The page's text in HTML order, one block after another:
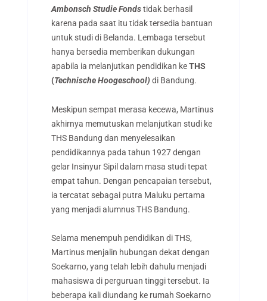
Ambonsch Studie Fondstidak berhasil
karena pada saat itu tidak tersedia bantuan
untuk studi di Belanda. Lembaga tersebut
hanya bersedia memberikan dukungan
apabila ia melanjutkan pendidikan keTHS
(Technische Hoogeschool) di Bandung.
Meskipun sempat merasa kecewa, Martinus
akhirnya memutuskan melanjutkan studi ke
THS Bandung dan menyelesaikan
pendidikannya pada tahun 1927 dengan
gelar Insinyur Sipil dalam masa studi tepat
empat tahun. Dengan pencapaian tersebut,
ia tercatat sebagai putra Maluku pertama
yang menjadi alumnus THS Bandung.
Selama menempuh pendidikan di THS,
Martinus menjalin hubungan dekat dengan
Soekarno, yang telah lebih dahulu menjadi
mahasiswa di perguruan tinggi tersebut. Ia
beberapa kali diundang ke rumah Soekarno